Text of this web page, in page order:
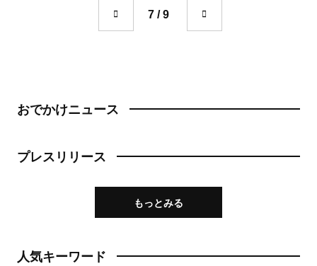
7 / 9
おでかけニュース
プレスリリース
もっとみる
人気キーワード